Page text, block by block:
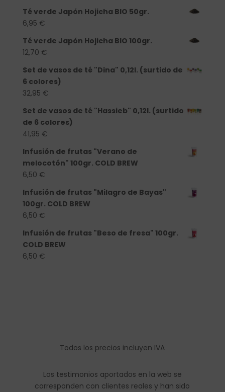
Té verde Japón Hojicha BIO 50gr.
6,95 €
Té verde Japón Hojicha BIO 100gr.
12,70 €
Set de vasos de té "Dina" 0,12l. (surtido de
6 colores)
32,95 €
Set de vasos de té "Hassieb" 0,12l. (surtido
de 6 colores)
41,95 €
Infusión de frutas "Verano de
melocotón" 100gr. COLD BREW
6,50 €
Infusión de frutas "Milagro de Bayas"
100gr. COLD BREW
6,50 €
Infusión de frutas "Beso de fresa" 100gr.
COLD BREW
6,50 €
Todos los precios incluyen IVA
Los testimonios aportados en la web se
corresponden con clientes reales y han sido